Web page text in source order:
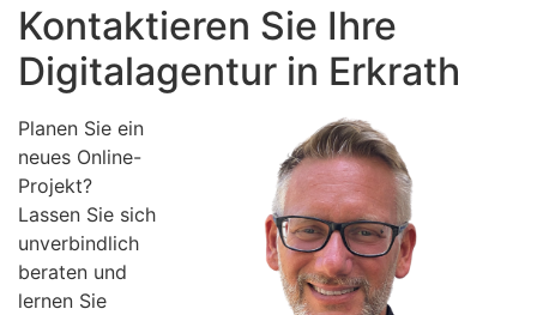
Kontaktieren Sie Ihre
Digitalagentur in Erkrath
Planen Sie ein
neues Online-
Projekt?
Lassen Sie sich
unverbindlich
beraten und
lernen Sie